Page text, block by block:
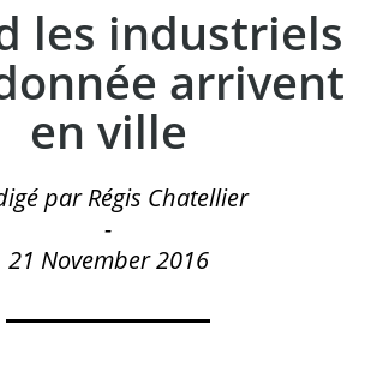
les industriels
arrivent
en ville
par Régis Chatellier
-
21 November 2016